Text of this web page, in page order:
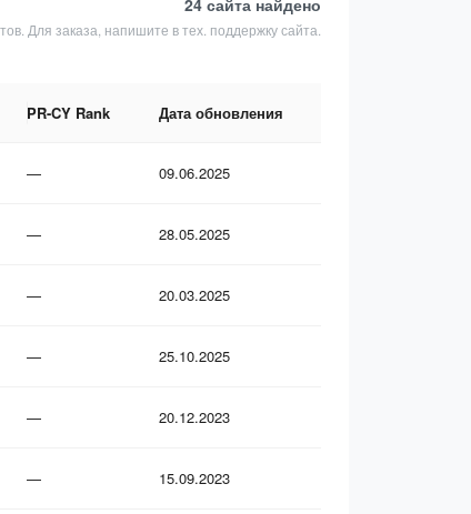
24 сайта найдено
Для заказа, напишите в тех. поддержку сайта.
PR-CY Rank Дата обновления
— 09.06.2025
— 28.05.2025
— 20.03.2025
— 25.10.2025
— 20.12.2023
— 15.09.2023